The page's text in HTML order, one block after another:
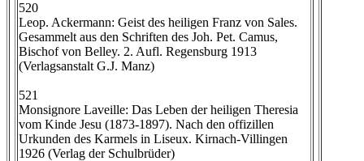
520
Leop. Ackermann: Geist des heiligen Franz von Sales.
Gesammelt aus den Schriften des Joh. Pet. Camus,
Bischof von Belley. 2. Aufl. Regensburg 1913
(Verlagsanstalt G.J. Manz)
521
Monsignore Laveille: Das Leben der heiligen Theresia
vom Kinde Jesu (1873-1897). Nach den offizillen
Urkunden des Karmels in Liseux. Kirnach-Villingen
1926 (Verlag der Schulbrüder)